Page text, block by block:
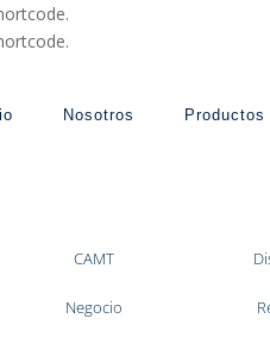
Nosotros Productos
CAMT
Negocio